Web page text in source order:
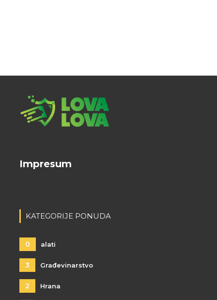
Impresum
KATEGORIJE PONUDA
0 alati
3 Građevinarstvo
2 Hrana